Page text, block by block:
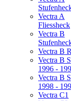
Vectra A
Fliessheck
Vectra B
Vectra B
Vectra B
1996 -
Vectra B
1998 -
Vectra C1